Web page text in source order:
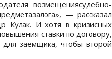
возмещениясудебно-
— рассказал
Кулак. И хотя в кризисных
ставки по договору,
для заемщика, чтобы второй